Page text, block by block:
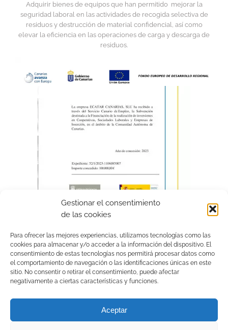
Gestionar el consentimiento
de las cookies
Para ofrecer las mejores experiencias, utilizamos tecnologías como las
cookies para almacenar y/o acceder a la información del dispositivo. El
consentimiento de estas tecnologías nos permitirá procesar datos como
el comportamiento de navegación o las identificaciones únicas en este
sitio. No consentir o retirar el consentimiento, puede afectar
negativamente a ciertas características y funciones.
Aceptar
Adquirir bienes de equipos que han permitido mejorar la
seguridad laboral en las actividades de recogida selectiva de
residuos y destrucción de material confidencial, así como
elevar la eficiencia en las operaciones de carga y descarga de
residuos.